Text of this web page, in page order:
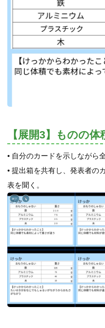
【展開3】ものの体
• 自分のカードを示しながら
• 提出箱を共有し、発表者の
表を聞く。